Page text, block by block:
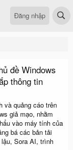
Đăng nhập
đề Windows
thông tin
và quảng cáo trên
giả mạo, nhằm
vào máy tính của
bá các bản tải
Sora AI, trình